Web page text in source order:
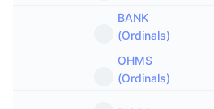
Calendrier des ICO
BANK
(Ordinals)
OHMS
(Ordinals)